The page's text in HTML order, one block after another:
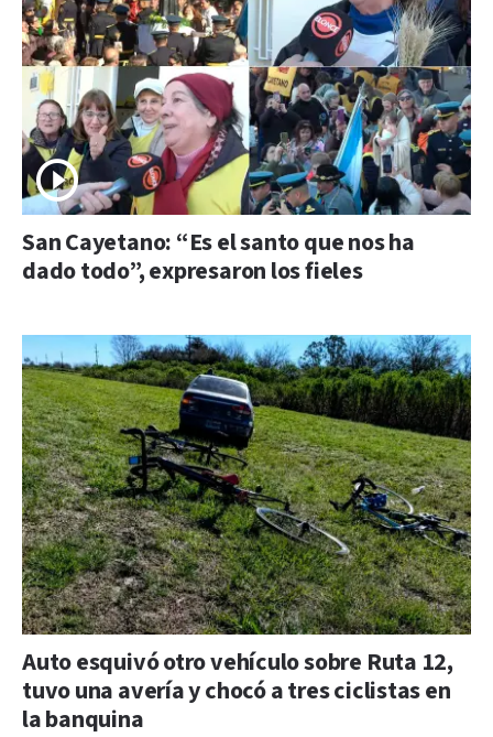
San Cayetano: “Es el santo que nos ha
dado todo”, expresaron los fieles
Auto esquivó otro vehículo sobre Ruta 12,
tuvo una avería y chocó a tres ciclistas en
la banquina